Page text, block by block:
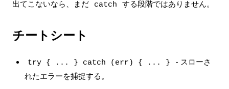
出てこないなら、まだ
catch する段階ではありません。
チートシート
try { ... } catch (err) { ... }
- スローさ
れたエラーを捕捉する。